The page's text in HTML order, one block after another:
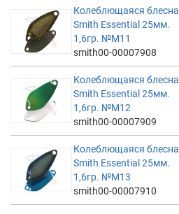
Колеблющаяся блесна
Smith Essential 25мм.
1,6гр. №M11
smith00-00007908
Колеблющаяся блесна
Smith Essential 25мм.
1,6гр. №M12
smith00-00007909
Колеблющаяся блесна
Smith Essential 25мм.
1,6гр. №M13
smith00-00007910